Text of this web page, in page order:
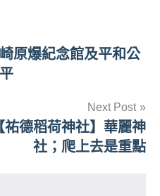
原爆紀念館及平和公
Next Post
德稻荷神社】華麗神
社；爬上去是重點